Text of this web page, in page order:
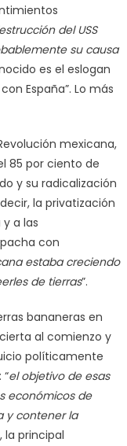
del USS
su causa
es el eslogan
España”. Lo más
mexicana,
85 por ciento de
y su radicalización
la privatización
a las
con
estaba creciendo
de tierras”.
bananeras en
al comienzo y
políticamente
el objetivo de esas
económicos de
y contener la
la principal